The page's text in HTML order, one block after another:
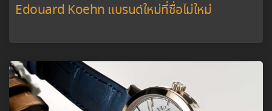
Edouard Koehn แบรนด์ใหม่ที่ชื่อไม่ใหม่